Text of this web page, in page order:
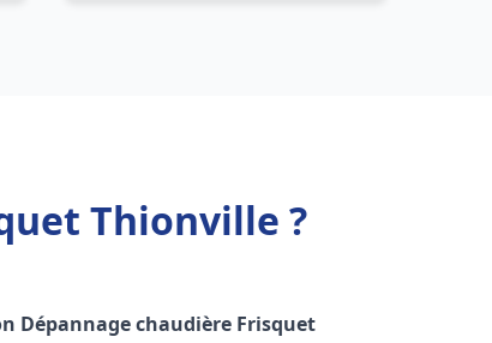
Thionville ?
Dépannage chaudière Frisquet